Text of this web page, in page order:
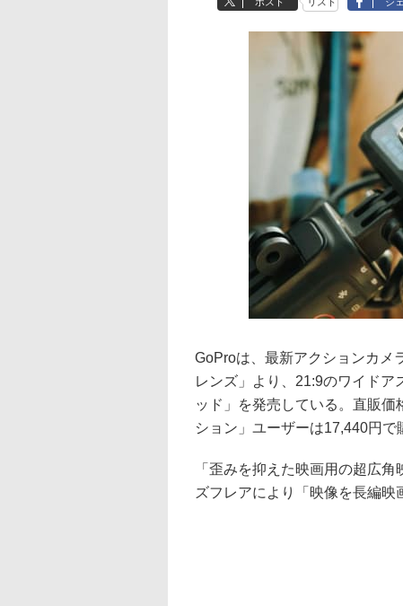
GoProは、最新アクションカメ
レンズ」より、21:9のワイドア
ッド」を発売している。直販
ション」ユーザーは17,440円で
「歪みを抑えた映画用の超広
ズフレアにより「映像を長編映